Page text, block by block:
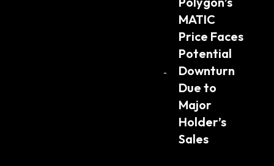
MATIC
Price Faces
Potential
Downturn
Due to
Major
Holder’s
Sales